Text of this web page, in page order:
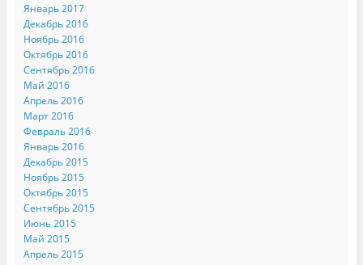
Январь 2017
Декабрь 2016
Ноябрь 2016
Октябрь 2016
Сентябрь 2016
Май 2016
Апрель 2016
Март 2016
Февраль 2016
Январь 2016
Декабрь 2015
Ноябрь 2015
Октябрь 2015
Сентябрь 2015
Июнь 2015
Май 2015
Апрель 2015